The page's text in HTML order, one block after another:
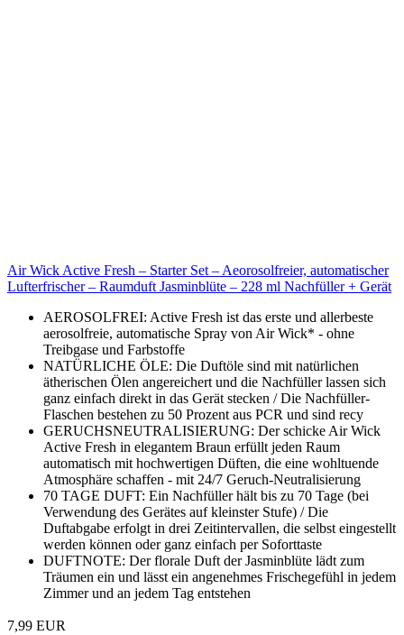
Air Wick Active Fresh – Starter Set – Aeorosolfreier, automatischer
Lufterfrischer – Raumduft Jasminblüte – 228 ml Nachfüller + Gerät
AEROSOLFREI: Active Fresh ist das erste und allerbeste
aerosolfreie, automatische Spray von Air Wick* - ohne
Treibgase und Farbstoffe
NATÜRLICHE ÖLE: Die Duftöle sind mit natürlichen
ätherischen Ölen angereichert und die Nachfüller lassen sich
ganz einfach direkt in das Gerät stecken / Die Nachfüller-
Flaschen bestehen zu 50 Prozent aus PCR und sind recy
GERUCHSNEUTRALISIERUNG: Der schicke Air Wick
Active Fresh in elegantem Braun erfüllt jeden Raum
automatisch mit hochwertigen Düften, die eine wohltuende
Atmosphäre schaffen - mit 24/7 Geruch-Neutralisierung
70 TAGE DUFT: Ein Nachfüller hält bis zu 70 Tage (bei
Verwendung des Gerätes auf kleinster Stufe) / Die
Duftabgabe erfolgt in drei Zeitintervallen, die selbst eingestellt
werden können oder ganz einfach per Soforttaste
DUFTNOTE: Der florale Duft der Jasminblüte lädt zum
Träumen ein und lässt ein angenehmes Frischegefühl in jedem
Zimmer und an jedem Tag entstehen
7,99 EUR